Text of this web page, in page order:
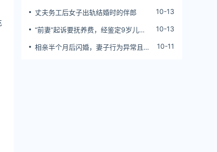
丈夫务工后女子出轨结婚时的伴郎 10-13
“前妻”起诉要抚养费，经鉴定9岁儿子
10-13
相亲半个月后闪婚，妻子行为异常且持
10-11